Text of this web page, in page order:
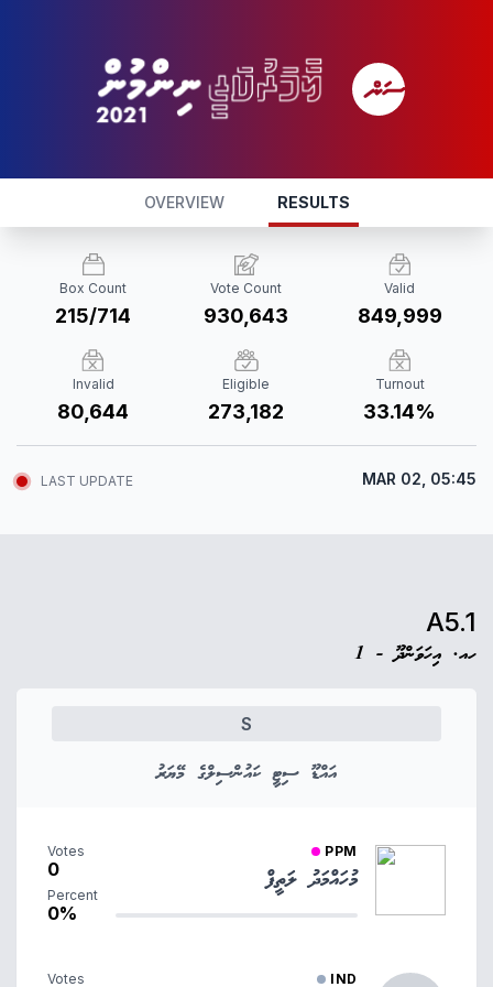
RESULTS
OVERVIEW
Box Count
215/714
Vote Count
930,643
Valid
849,999
Invalid
80,644
Eligible
273,182
Turnout
33.14%
LAST UPDATE MAR 02, 05:45
A5.1
ހއ. އިހަވަންދޫ - 1
S
އައްޑޫ ސިޓީ ކައުންސިލްގެ މޭޔަރު
PPM
މުހައްމަދު ލަތީފް
Votes
0
Percent
0%
IND
Votes